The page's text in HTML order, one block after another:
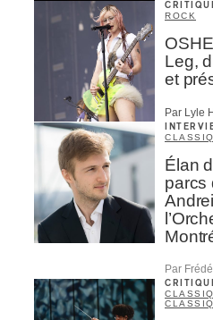
ROCK
Leg,
et
Par Lyle
Élan
parcs
Par